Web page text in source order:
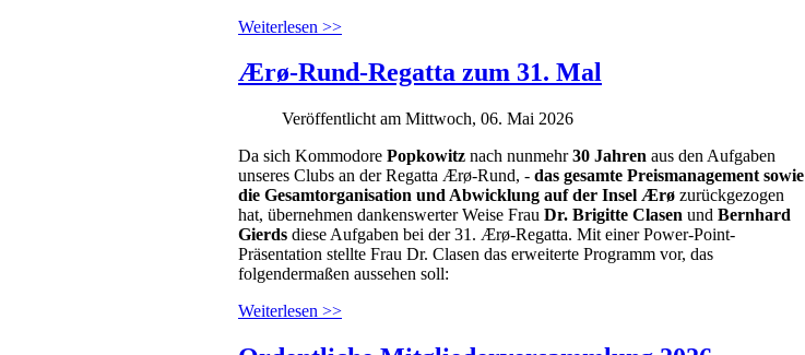
Weiterlesen >>
Ærø-Rund-Regatta zum 31. Mal
Veröffentlicht am Mittwoch, 06. Mai 2026
Da sich Kommodore Popkowitz nach nunmehr30 Jahren aus den Aufgaben
unseres Clubs an der Regatta Ærø-Rund, - das gesamte Preismanagement sowie
die Gesamtorganisation und Abwicklung auf der Insel Ærø zurückgezogen
hat, übernehmen dankenswerter Weise Frau Dr. Brigitte Clasen und Bernhard
Gierds diese Aufgaben bei der 31. Ærø-Regatta. Mit einer Power-Point-
Präsentation stellte Frau Dr. Clasen das erweiterte Programm vor, das
folgendermaßen aussehen soll:
Weiterlesen >>